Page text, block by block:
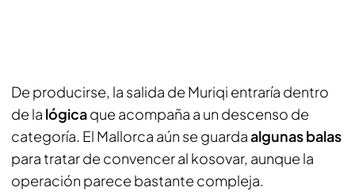
De producirse, la salida de Muriqi entraría dentro
de la lógicaque acompaña a un descenso de
categoría. El Mallorca aún se guardaalgunas balas
para tratar de convencer al kosovar, aunque la
operación parece bastante compleja.